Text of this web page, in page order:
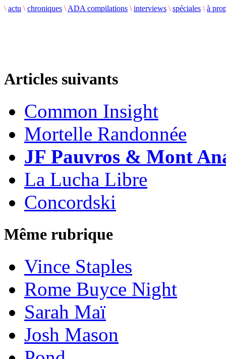
\ actu \ chroniques \ ADA compilations \ interviews \ spéciales \ à
Articles suivants
Common Insight
Mortelle Randonnée
JF Pauvros & Mont
La Lucha Libre
Concordski
Même rubrique
Vince Staples
Rome Buyce Night
Sarah Maï
Josh Mason